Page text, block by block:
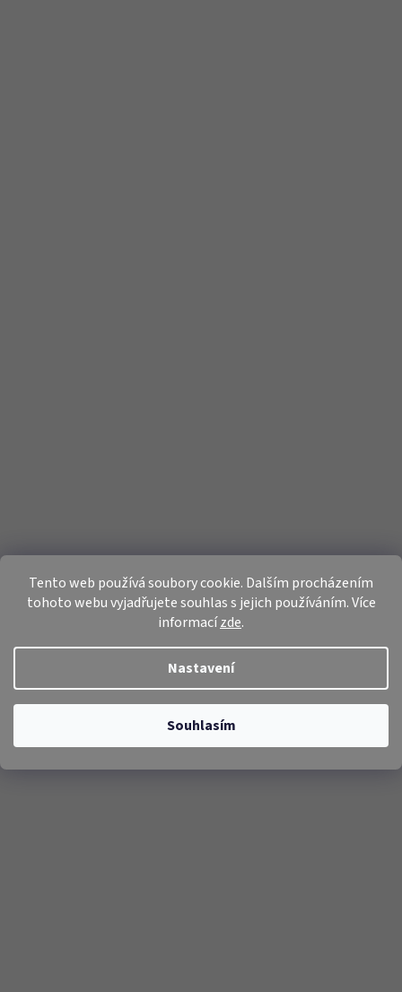
Tento web používá soubory cookie. Dalším procházením
tohoto webu vyjadřujete souhlas s jejich používáním. Více
informacízde.
Nastavení
Souhlasím